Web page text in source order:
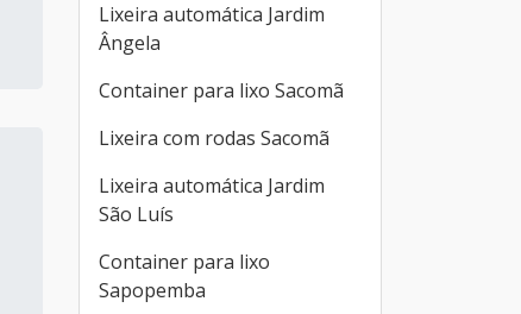
Lixeira automática Jardim
Ângela
Container para lixo Sacomã
Lixeira com rodas Sacomã
Lixeira automática Jardim
São Luís
Container para lixo
Sapopemba